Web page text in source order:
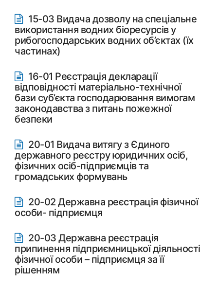
15-03 Видача дозволу на спеціальне
використання водних біоресурсів у
рибогосподарських водних об’єктах (їх
частинах)
16-01 Реєстрація декларації
відповідності матеріально-технічної
бази суб’єкта господарювання вимогам
законодавства з питань пожежної
безпеки
20-01 Видача витягу з Єдиного
державного реєстру юридичних осіб,
фізичних осіб-підприємців та
громадських формувань
20-02 Державна реєстрація фізичної
особи- підприємця
20-03 Державна реєстрація
припинення підприємницької діяльності
фізичної особи – підприємця за її
рішенням